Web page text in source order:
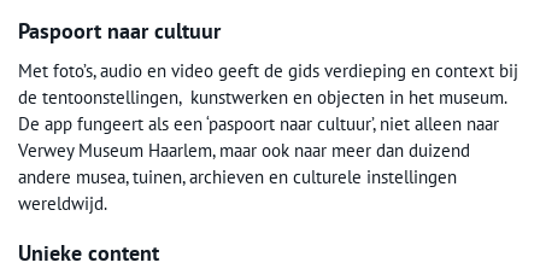
Paspoort naar cultuur
Met foto’s, audio en video geeft de gids verdieping en context bij
de tentoonstellingen, kunstwerken en objecten in het museum.
De app fungeert als een ‘paspoort naar cultuur’, niet alleen naar
Verwey Museum Haarlem, maar ook naar meer dan duizend
andere musea, tuinen, archieven en culturele instellingen
wereldwijd.
Unieke content